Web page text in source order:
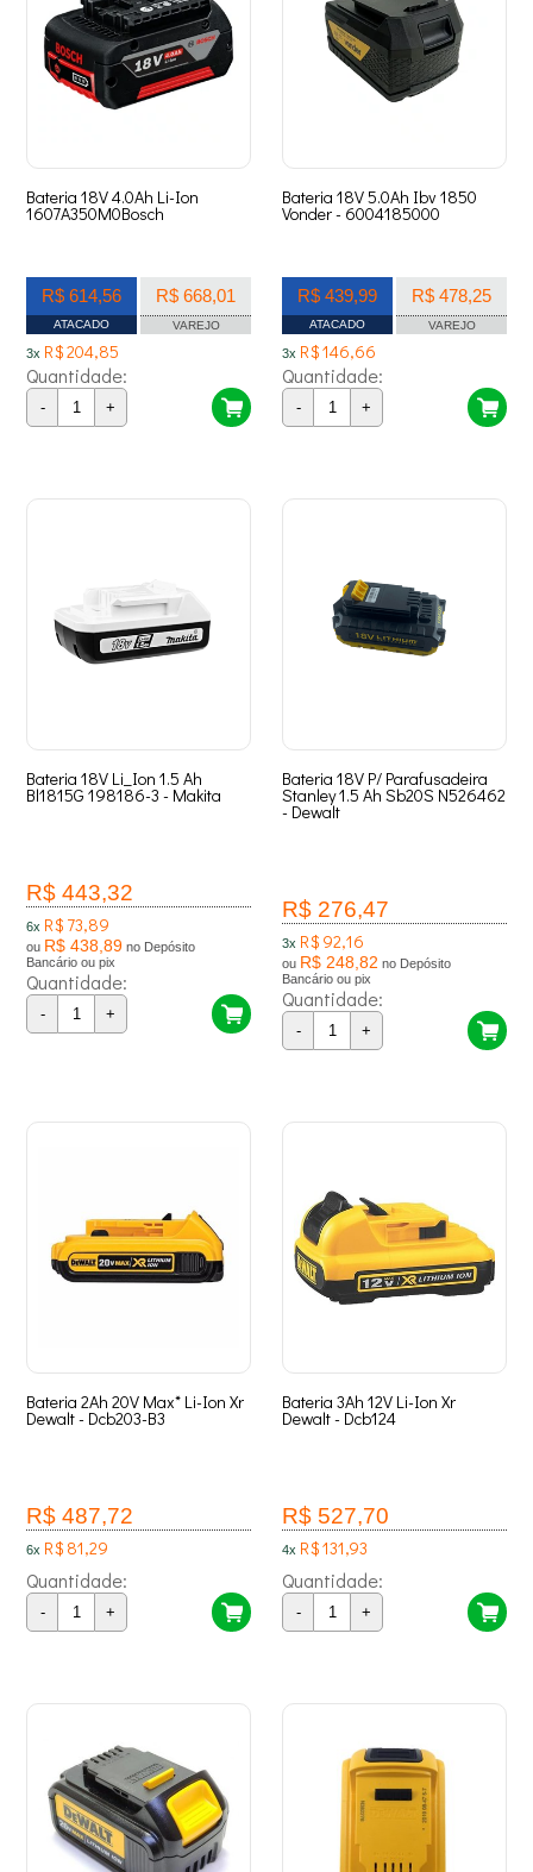
Bateria 18V 4.0Ah Li-Ion
1607A350M0Bosch
R$ 614,56
ATACADO
R$ 668,01
VAREJO
3x R$ 204,85
Quantidade:
- +
Bateria 18V 5.0Ah Ibv 1850
Vonder - 6004185000
R$ 439,99
ATACADO
R$ 478,25
VAREJO
3x R$ 146,66
Quantidade:
- +
Bateria 18V Li_Ion 1.5 Ah
Bl1815G 198186-3 - Makita
R$ 443,32
6x R$ 73,89
ou R$ 438,89 no Depósito
Bancário ou pix
Quantidade:
- +
Bateria 18V P/ Parafusadeira
Stanley 1.5 Ah Sb20S N526462
- Dewalt
R$ 276,47
3x R$ 92,16
ou R$ 248,82 no Depósito
Bancário ou pix
Quantidade:
- +
Bateria 2Ah 20V Max* Li-Ion Xr
Dewalt - Dcb203-B3
R$ 487,72
6x R$ 81,29
Quantidade:
- +
Bateria 3Ah 12V Li-Ion Xr
Dewalt - Dcb124
R$ 527,70
4x R$ 131,93
Quantidade:
- +